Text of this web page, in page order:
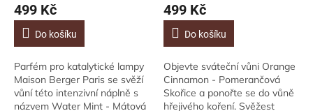
499 Kč
Do košíku
Parfém pro katalytické lampy
Maison Berger Paris se svěží
vůní této intenzivní náplně s
názvem Water Mint - Mátová
499 Kč
Do košíku
Objevte sváteční vůni Orange
Cinnamon - Pomerančová
Skořice a ponořte se do vůně
hřejivého koření. Svěžest